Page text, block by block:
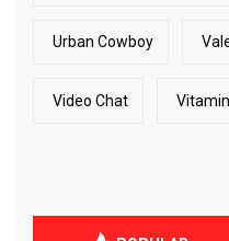
Urban Cowboy
Video Chat